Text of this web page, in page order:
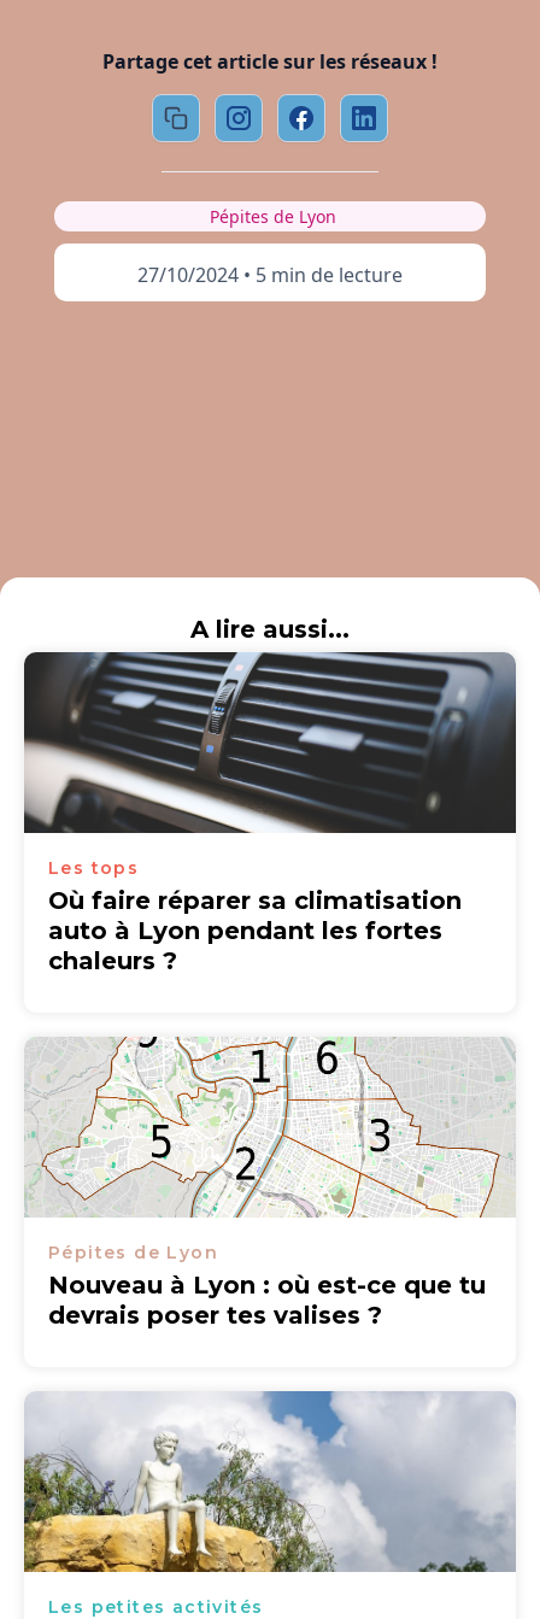
Partage cet article sur les réseaux !
Pépites de Lyon
27/10/2024 • 5 min de lecture
A lire aussi...
Les tops
Où faire réparer sa climatisation
auto à Lyon pendant les fortes
chaleurs ?
Pépites de Lyon
Nouveau à Lyon : où est-ce que tu
devrais poser tes valises ?
Les petites activités